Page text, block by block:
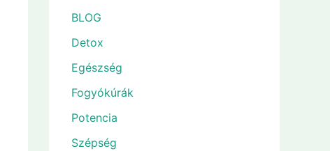
BLOG
Detox
Egészség
Fogyókúrák
Potencia
Szépség